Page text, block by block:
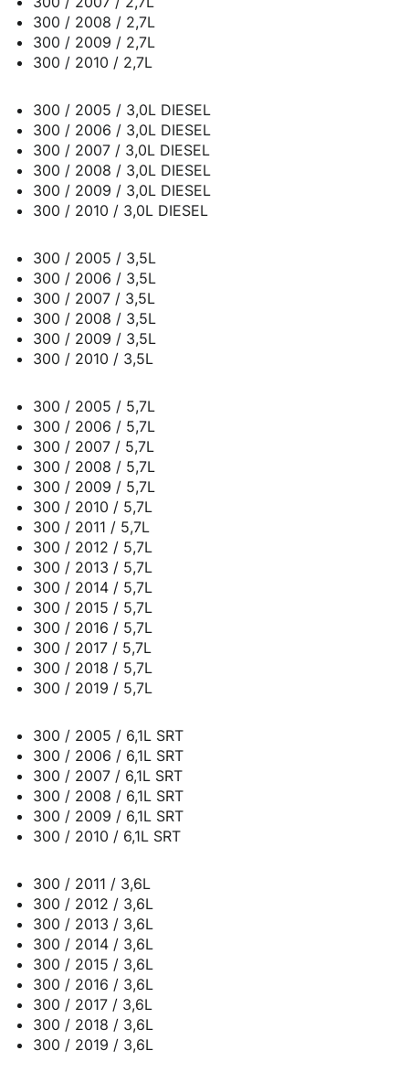
300 / 2008 / 2,7L
300 / 2009 / 2,7L
300 / 2010 / 2,7L
300 / 2005 / 3,0L DIESEL
300 / 2006 / 3,0L DIESEL
300 / 2007 / 3,0L DIESEL
300 / 2008 / 3,0L DIESEL
300 / 2009 / 3,0L DIESEL
300 / 2010 / 3,0L DIESEL
300 / 2005 / 3,5L
300 / 2006 / 3,5L
300 / 2007 / 3,5L
300 / 2008 / 3,5L
300 / 2009 / 3,5L
300 / 2010 / 3,5L
300 / 2005 / 5,7L
300 / 2006 / 5,7L
300 / 2007 / 5,7L
300 / 2008 / 5,7L
300 / 2009 / 5,7L
300 / 2010 / 5,7L
300 / 2011 / 5,7L
300 / 2012 / 5,7L
300 / 2013 / 5,7L
300 / 2014 / 5,7L
300 / 2015 / 5,7L
300 / 2016 / 5,7L
300 / 2017 / 5,7L
300 / 2018 / 5,7L
300 / 2019 / 5,7L
300 / 2005 / 6,1L SRT
300 / 2006 / 6,1L SRT
300 / 2007 / 6,1L SRT
300 / 2008 / 6,1L SRT
300 / 2009 / 6,1L SRT
300 / 2010 / 6,1L SRT
300 / 2011 / 3,6L
300 / 2012 / 3,6L
300 / 2013 / 3,6L
300 / 2014 / 3,6L
300 / 2015 / 3,6L
300 / 2016 / 3,6L
300 / 2017 / 3,6L
300 / 2018 / 3,6L
300 / 2019 / 3,6L